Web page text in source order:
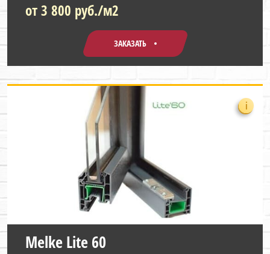
от 3 800 руб./м2
ЗАКАЗАТЬ
Melke Lite 60
i